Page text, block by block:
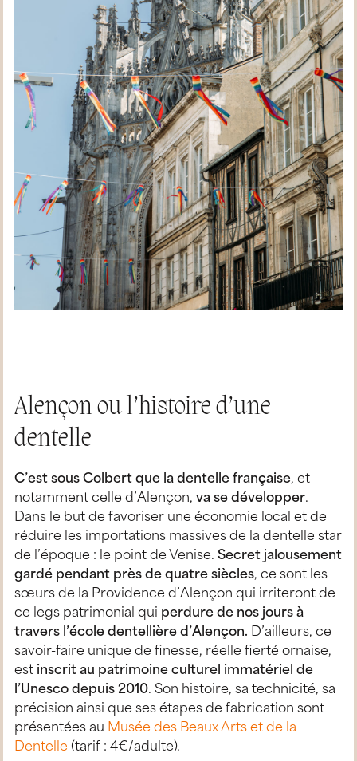
Alençon ou l’histoire d’une
dentelle
C’est sous Colbert que la dentelle française, et
notamment celle d’Alençon, va se développer.
Dans le but de favoriser une économie local et de
réduire les importations massives de la dentelle star
de l’époque : le point de Venise. Secret jalousement
gardé pendant près de quatre siècles, ce sont les
sœurs de la Providence d’Alençon qui irriteront de
ce legs patrimonial qui perdure de nos jours à
travers l’école dentellière d’Alençon. D’ailleurs, ce
savoir-faire unique de finesse, réelle fierté ornaise,
est inscrit au patrimoine culturel immatériel de
l’Unesco depuis 2010. Son histoire, sa technicité, sa
précision ainsi que ses étapes de fabrication sont
présentées au Musée des Beaux Arts et de la
Dentelle (tarif : 4€/adulte).